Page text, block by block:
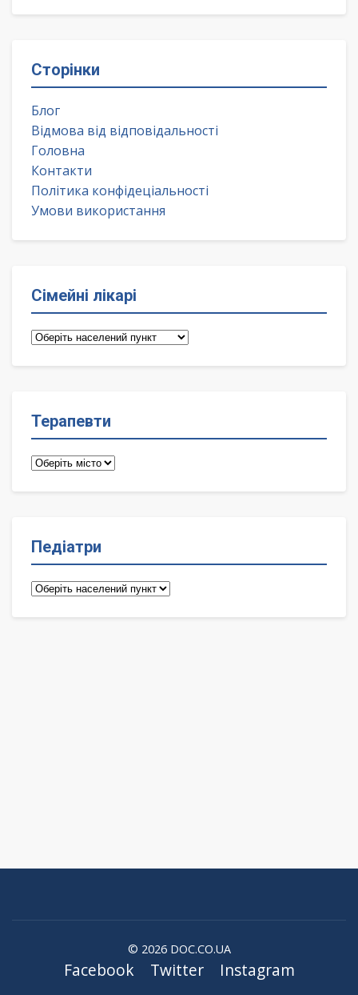
Сторінки
Блог
Відмова від відповідальності
Головна
Контакти
Політика конфідеціальності
Умови використання
Сімейні лікарі
Сімейні
Терапевти
Терапевти
Педіатри
Педіатри
© 2026 DOC.CO.UA
Facebook Twitter Instagram